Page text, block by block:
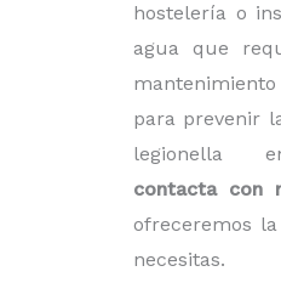
hostelería o
agua que
para prevenir
legionella
contacta con
ofreceremos
necesitas.